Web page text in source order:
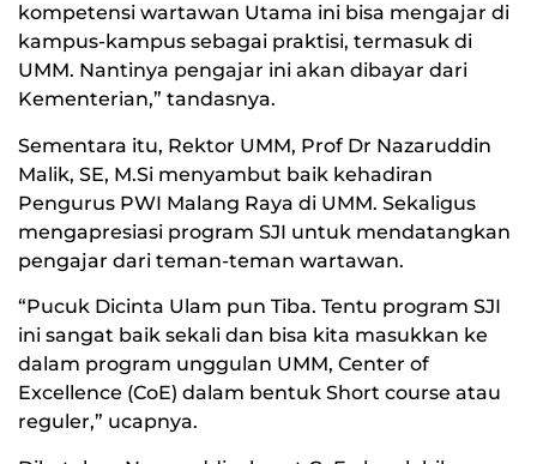
kompetensi wartawan Utama ini bisa mengajar di
kampus-kampus sebagai praktisi, termasuk di
UMM. Nantinya pengajar ini akan dibayar dari
Kementerian,” tandasnya.
Sementara itu, Rektor UMM, Prof Dr Nazaruddin
Malik, SE, M.Si menyambut baik kehadiran
Pengurus PWI Malang Raya di UMM. Sekaligus
mengapresiasi program SJI untuk mendatangkan
pengajar dari teman-teman wartawan.
“Pucuk Dicinta Ulam pun Tiba. Tentu program SJI
ini sangat baik sekali dan bisa kita masukkan ke
dalam program unggulan UMM, Center of
Excellence (CoE) dalam bentuk Short course atau
reguler,” ucapnya.